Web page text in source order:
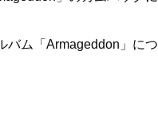
バム「Armageddon」につ